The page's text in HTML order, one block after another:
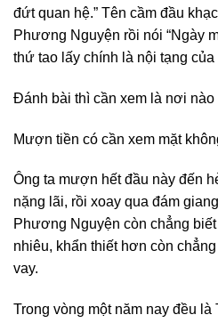
đứt quan hệ.” Tên cầm đầu
Phương Nguyện rồi nói “Ngày
thứ tao lấy chính là nội tạng của
Đánh bài thì cần xem là nơi nào
Mượn tiền có cần xem mặt
Ông ta mượn hết đầu này đến
nặng lãi, rồi xoay qua đám
Phương Nguyện còn chẳng
nhiêu, khẩn thiết hơn còn
vay.
Trong vòng một năm nay đều